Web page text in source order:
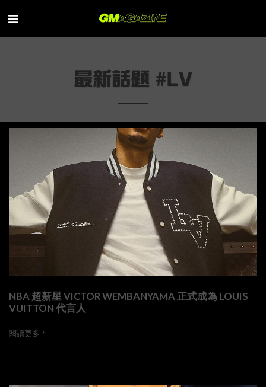
最新話題 #LV
NBA 超新星 VICTOR WEMBANYAMA 正式成為 LOUIS
VUITTON 代言人
閱讀更多